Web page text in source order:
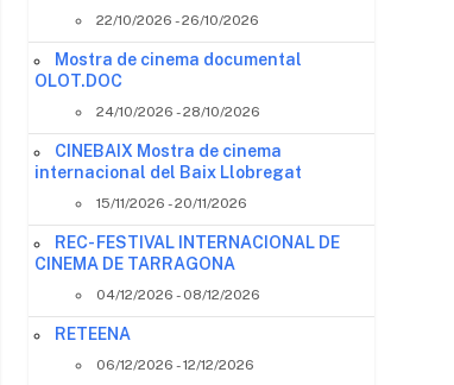
22/10/2026 - 26/10/2026
Mostra de cinema documental
OLOT.DOC
24/10/2026 - 28/10/2026
CINEBAIX Mostra de cinema
internacional del Baix Llobregat
15/11/2026 - 20/11/2026
REC- FESTIVAL INTERNACIONAL DE
CINEMA DE TARRAGONA
04/12/2026 - 08/12/2026
RETEENA
06/12/2026 - 12/12/2026